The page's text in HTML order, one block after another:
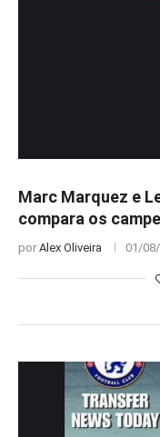
Marc Marquez e
compara os
por Alex Oliveira 01/